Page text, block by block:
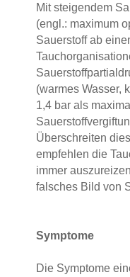
Mit steigendem
(engl.: maximum
Sauerstoff ab
(warmes Wasser,
1,4 bar als
Überschreiten
empfehlen die
immer
falsches Bild von
Symptome
Die Symptome